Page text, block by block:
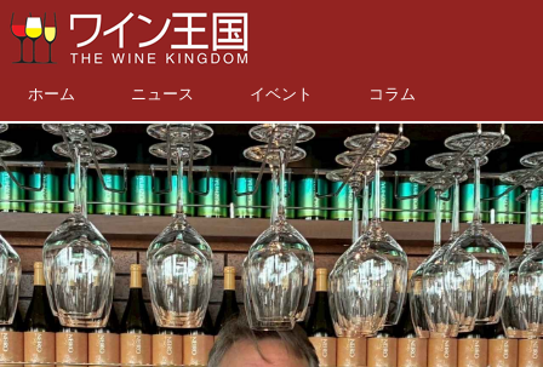
ホーム ニュース イベント コラム